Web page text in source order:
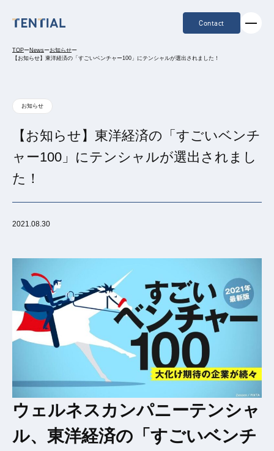
Contact
TOPーNewsーお知らせー
【お知らせ】東洋経済の「すごいベンチャー100」にテンシャルが選出されました！
お知らせ
【お知らせ】東洋経済の「すごいベンチ
ャー100」にテンシャルが選出されまし
た！
2021.08.30
ウェルネスカンパニーテンシャ
ル、東洋経済の「すごいベンチ